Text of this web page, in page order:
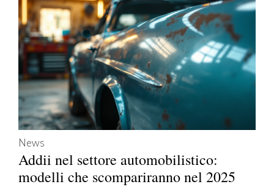
News
Addii nel settore automobilistico:
modelli che scompariranno nel 2025